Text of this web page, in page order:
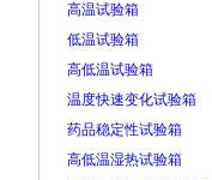
高温试验箱
低温试验箱
高低温试验箱
温度快速变化试验箱
药品稳定性试验箱
高低温湿热试验箱